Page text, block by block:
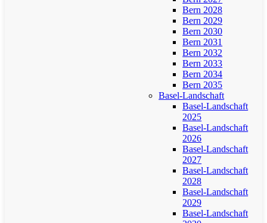
Bern 2028
Bern 2029
Bern 2030
Bern 2031
Bern 2032
Bern 2033
Bern 2034
Bern 2035
Basel-Landschaft
Basel-Landschaft
2025
Basel-Landschaft
2026
Basel-Landschaft
2027
Basel-Landschaft
2028
Basel-Landschaft
2029
Basel-Landschaft